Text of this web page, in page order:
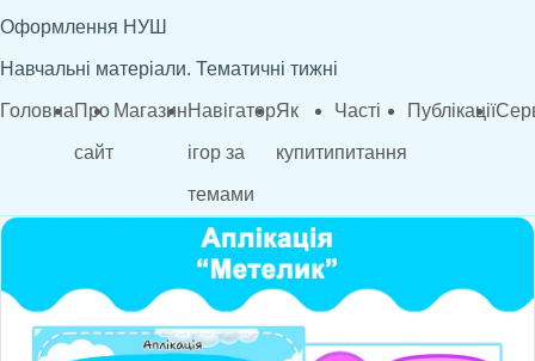
Оформлення НУШ
Навчальні матеріали. Тематичні тижні
ГоловнаПро
сайт
МагазинНавігатор
ігор за
темами
Як
купити
Часті
питання
Публікації